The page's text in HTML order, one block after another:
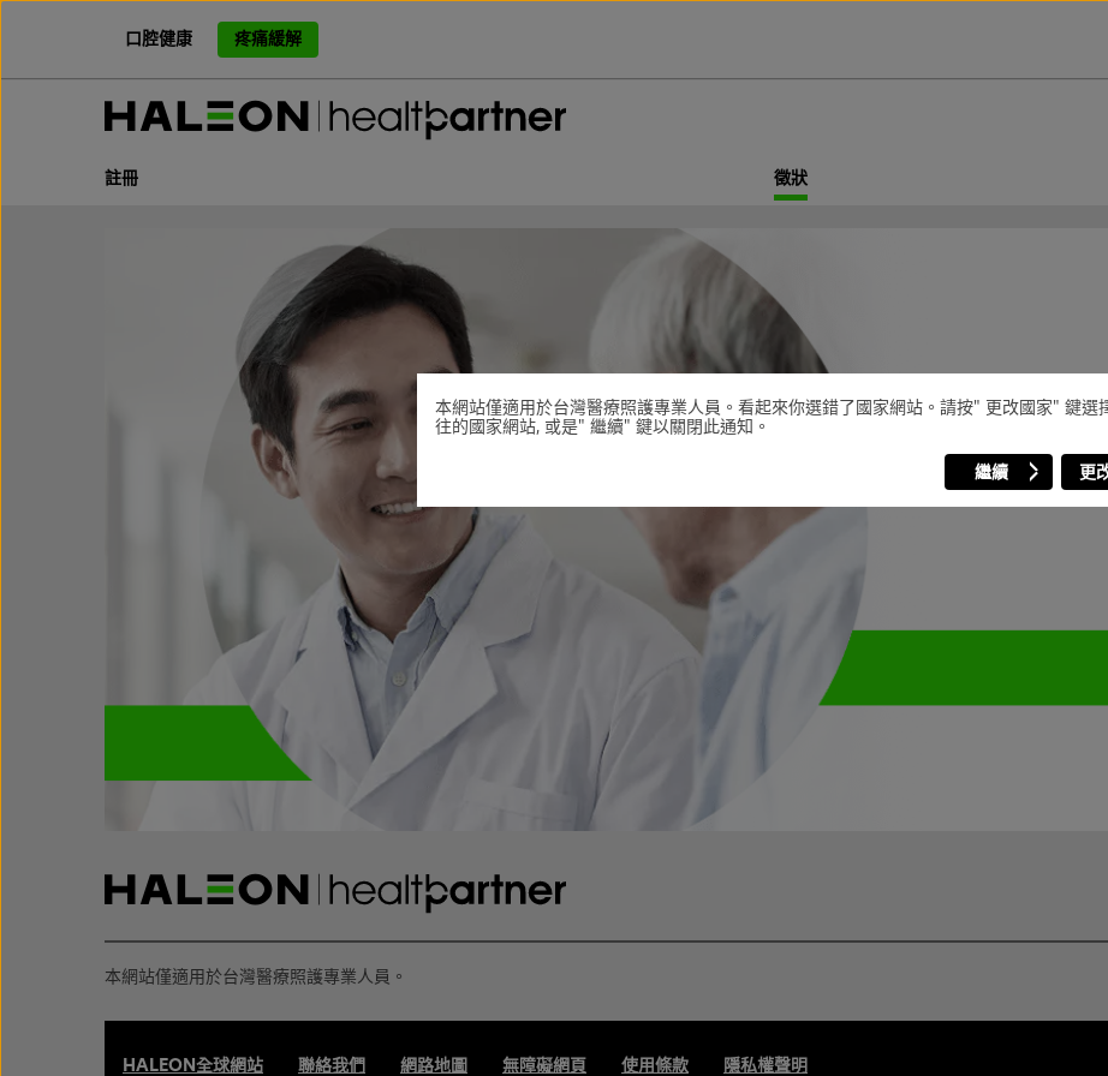
口腔健康 疼痛緩解
註冊 徵狀
本網站僅適用於台灣醫療照護專業人員。
HALEON全球網站 聯絡我們 網路地圖 無障礙網頁 使用條款 隱私權聲明
本網站僅適用於台灣醫療照護專業人員。看起來你選錯了國家網站。請按" 更改國家" 鍵選
往的國家網站, 或是" 繼續" 鍵以關閉此通知。
繼續 更